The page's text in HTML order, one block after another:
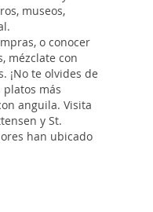
museos,
o conocer
mézclate con
¡No te olvides de
más
anguila. Visita
y St.
han ubicado